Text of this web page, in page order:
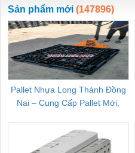
Sản phẩm mới (147896)
Pallet Nhựa Long Thành Đồng
Nai – Cung Cấp Pallet Mới,